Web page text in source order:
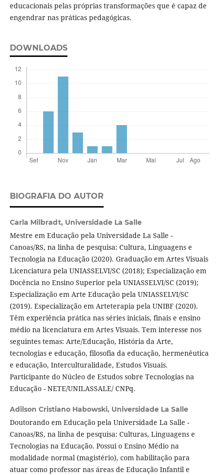
educacionais pelas próprias transformações que é capaz de
engendrar nas práticas pedagógicas.
DOWNLOADS
BIOGRAFIA DO AUTOR
Carla Milbradt, Universidade La Salle
Mestre em Educação pela Universidade La Salle -
Canoas/RS, na linha de pesquisa: Cultura, Linguagens e
Tecnologia na Educação (2020). Graduação em Artes Visuais
Licenciatura pela UNIASSELVI/SC (2018); Especialização em
Docência no Ensino Superior pela UNIASSELVI/SC (2019);
Especialização em Arte Educação pela UNIASSELVI/SC
(2019). Especialização em Arteterapia pela UNIBF (2020).
Têm experiência prática nas séries iniciais, finais e ensino
médio na licenciatura em Artes Visuais. Tem interesse nos
seguintes temas: Arte/Educação, História da Arte,
tecnologias e educação, filosofia da educação, hermenêutica
e educação, Interculturalidade, Estudos Visuais.
Participante do Núcleo de Estudos sobre Tecnologias na
Educação - NETE/UNILASSALE/ CNPq.
Adilson Cristiano Habowski, Universidade La Salle
Doutorando em Educação pela Universidade La Salle -
Canoas/RS, na linha de pesquisa: Culturas, Linguagens e
Tecnologias na Educação. Possui o Ensino Médio na
modalidade normal (magistério), com habilitação para
atuar como professor nas áreas de Educação Infantil e